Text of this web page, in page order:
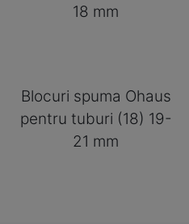
18 mm
Blocuri spuma Ohaus
pentru tuburi (18) 19-
21 mm